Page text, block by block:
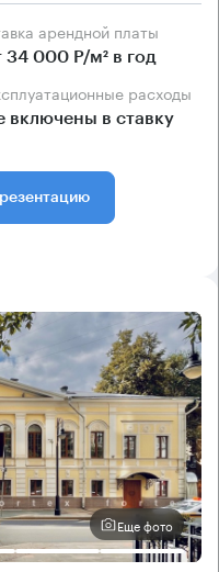
арендной платы
34 000 Р/м² в год
расходы
включены в ставку
Еще фото